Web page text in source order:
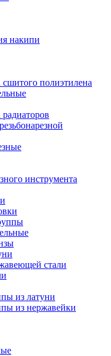
накипи
полиэтилена
инструмента
стали
из латуни
из нержавейки